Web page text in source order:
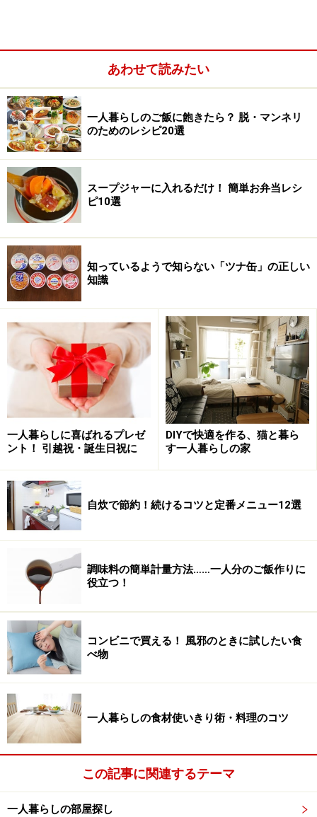
あわせて読みたい
一人暮らしのご飯に飽きたら？ 脱・マンネリ
のためのレシピ20選
スープジャーに入れるだけ！ 簡単お弁当レシ
ピ10選
知っているようで知らない「ツナ缶」の正しい
知識
一人暮らしに喜ばれるプレゼ
ント！ 引越祝・誕生日祝に
DIYで快適を作る、猫と暮ら
す一人暮らしの家
自炊で節約！続けるコツと定番メニュー12選
調味料の簡単計量方法……一人分のご飯作りに
役立つ！
コンビニで買える！ 風邪のときに試したい食
べ物
一人暮らしの食材使いきり術・料理のコツ
この記事に関連するテーマ
一人暮らしの部屋探し